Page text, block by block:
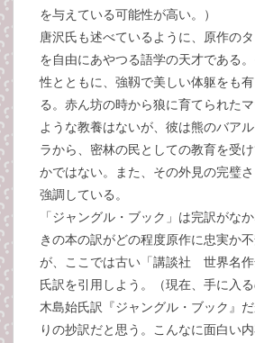
を与えている可能性が高い。）
唐沢氏も述べているように、原作の
を自由にあやつる語学の天才である
性とともに、強靱で美しい体躯をも
る。赤ん坊の時から狼に育てられた
ような教養はないが、彼は熊のバア
ラから、密林の民としての教育を受
かではない。また、その外見の完璧
強調している。
「ジャングル・ブック」は完訳がな
きの本の訳がどの程度原作に忠実か
が、ここでは古い「講談社 世界名
氏訳を引用しよう。（現在、手に入
木島始氏訳『ジャングル・ブック』
りの抄訳だと思う。こんなに面白い